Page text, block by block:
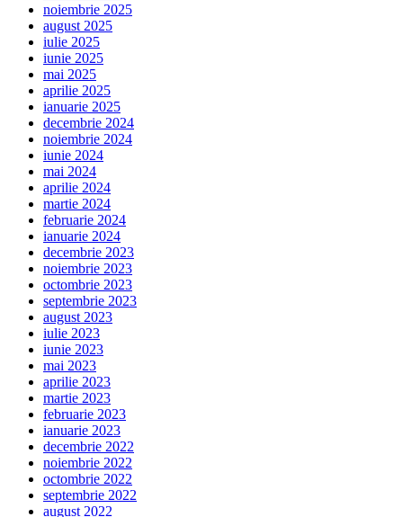
noiembrie 2025
august 2025
iulie 2025
iunie 2025
mai 2025
aprilie 2025
ianuarie 2025
decembrie 2024
noiembrie 2024
iunie 2024
mai 2024
aprilie 2024
martie 2024
februarie 2024
ianuarie 2024
decembrie 2023
noiembrie 2023
octombrie 2023
septembrie 2023
august 2023
iulie 2023
iunie 2023
mai 2023
aprilie 2023
martie 2023
februarie 2023
ianuarie 2023
decembrie 2022
noiembrie 2022
octombrie 2022
septembrie 2022
august 2022